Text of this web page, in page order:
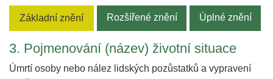
Základní znění Rozšířené znění Úplné znění
3. Pojmenování (název) životní situace
Úmrtí osoby nebo nález lidských pozůstatků a vypravení